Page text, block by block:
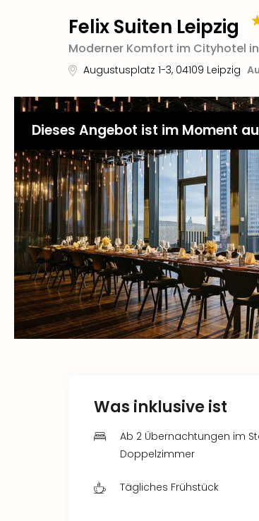
Felix Suiten Leipzig
Moderner Komfort im Cityhotel
Augustusplatz 1-3, 04109 Leipzig
Dieses Angebot ist im Moment
Was inklusive ist
Ab 2 Übernachtungen im
Doppelzimmer
Tägliches Frühstück